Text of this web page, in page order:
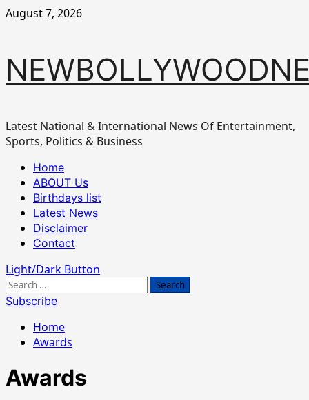
Skip
August 7, 2026
Latest National & International News Of Entertainment,
Sports, Politics & Business
Primary
Menu
Home
ABOUT Us
Birthdays list
Latest News
Disclaimer
Contact
Light/Dark Button
Search
for:
Subscribe
Home
Awards
Awards